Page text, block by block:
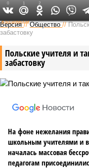
Версия //Общество //
забастовку
Польские учителя и
забастовку
На фоне нежелания
школьным учителями и
началась массовая
педагогам
0 1 2